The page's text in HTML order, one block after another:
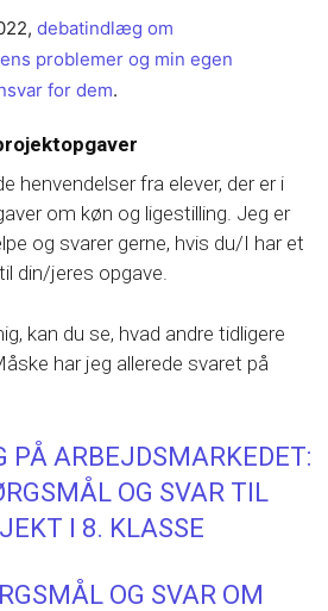
debatindlæg om
problemer og min egen
for dem.
henvendelser fra elever, der er i
om køn og ligestilling. Jeg er
og svarer gerne, hvis du/I har et
din/jeres opgave.
kan du se, hvad andre tidligere
har jeg allerede svaret på
PÅ ARBEJDSMARKEDET:
OG SVAR TIL
I 8. KLASSE
OG SVAR OM